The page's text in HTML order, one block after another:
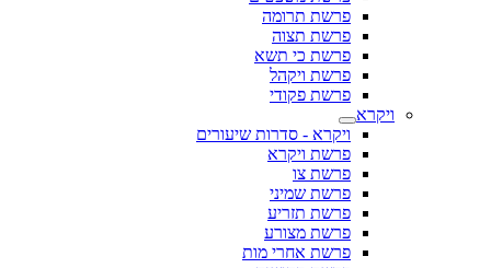
פרשת תרומה
פרשת תצוה
פרשת כי תשא
פרשת ויקהל
פרשת פקודי
ויקרא
ויקרא - סדרות שיעורים
פרשת ויקרא
פרשת צו
פרשת שמיני
פרשת תזריע
פרשת מצורע
פרשת אחרי מות